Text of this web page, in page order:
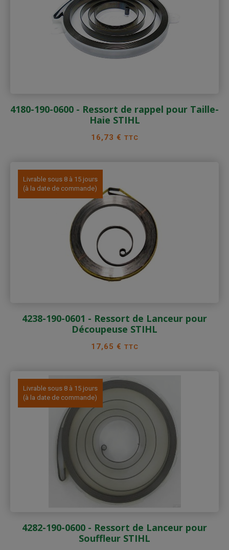
4180-190-0600 - Ressort de rappel pour Taille-
Haie STIHL
Prix
16,73 € TTC
Livrable sous 8 à 15 jours
(à la date de commande)
4238-190-0601 - Ressort de Lanceur pour
Découpeuse STIHL
Prix
17,65 € TTC
Livrable sous 8 à 15 jours
(à la date de commande)
4282-190-0600 - Ressort de Lanceur pour
Souffleur STIHL